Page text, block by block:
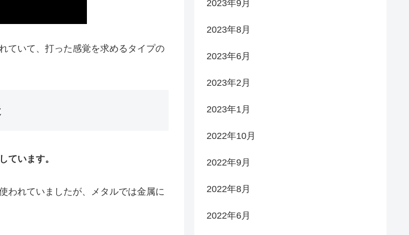
ていて、打った感覚を求めるタイプの
ています。
われていましたが、メタルでは金属に
2023年9月
2023年8月
2023年6月
2023年2月
2023年1月
2022年10月
2022年9月
2022年8月
2022年6月